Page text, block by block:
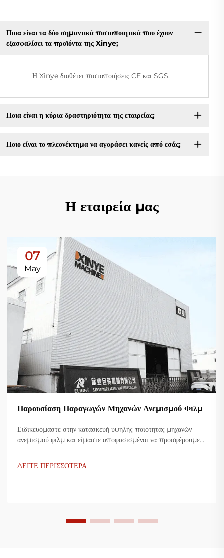
Ποια είναι τα δύο σημαντικά πιστοποιητικά που έχουν
εξασφαλίσει τα προϊόντα της Xinye;
Η Xinye διαθέτει πιστοποιήσεις CE και SGS.
Ποια είναι η κύρια δραστηριότητα της εταιρείας;
Ποιο είναι το πλεονέκτημα να αγοράσει κανείς από εσάς;
Η εταιρεία μας
07
May
Παρουσίαση Παραγωγών Μηχανών Ανεμισμού Φιλμ
Ειδικευόμαστε στην κατασκευή υψηλής ποιότητας μηχανών
ανεμισμού φιλμ και είμαστε αποφασισμένοι να προσφέρουμε
τεχνολογία, είναι υψίστης αποδοτικότητας, οικονομικές και
ΔΕΙΤΕ ΠΕΡΙΣΣΟΤΕΡΑ